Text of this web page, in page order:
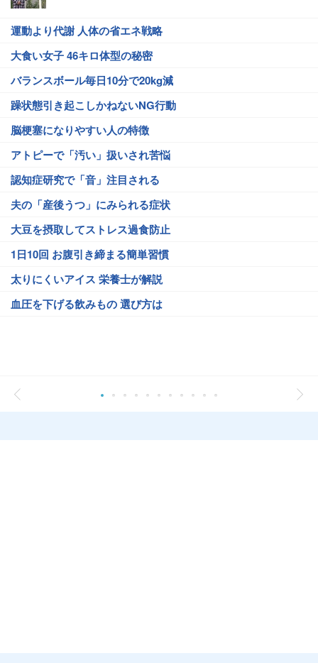
運動より代謝 人体の省エネ戦略
大食い女子 46キロ体型の秘密
バランスボール毎日10分で20kg減
躁状態引き起こしかねないNG行動
脳梗塞になりやすい人の特徴
アトピーで「汚い」扱いされ苦悩
認知症研究で「音」注目される
夫の「産後うつ」にみられる症状
大豆を摂取してストレス過食防止
1日10回 お腹引き締まる簡単習慣
太りにくいアイス 栄養士が解説
血圧を下げる飲みもの 選び方は